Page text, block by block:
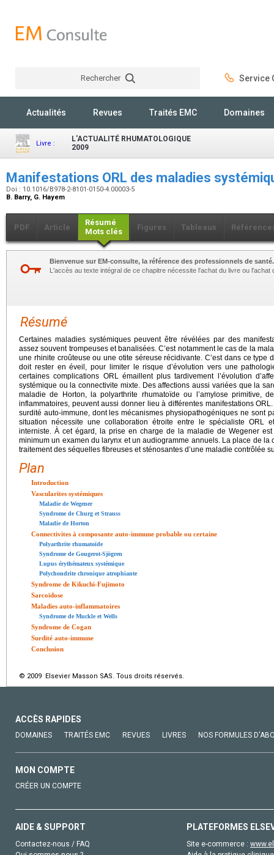
Rechercher Service
Actualités Revues Traités EMC Domaines
Livre :
L'ACTUALITÉ RHUMATOLOGIQUE
2009
Manifestations ORL des maladies
Doi : 10.1016/B978-2-8101-0150-4.00003-5
B. Barry, G. Hayem
PDF Article
Résumé
Mots clés
Figures Tableaux
Bienvenue sur EM-consulte, la référence des professionnels de santé.
L'accès au texte intégral de ce chapitre nécessite l'achat du livre ou l'achat
Résumé
Certaines maladies systémiques peuvent être révélées par des
assez souvent trompeuses et banalisées. C’est notamment le cas de la
une rhinite croûteuse ou une otite séreuse récidivante. C’est dans ce type
doit rester en éveil, pour limiter le risque d’évolution vers une
certaines complications ORL émaillent plus tardivement l’évolution
systémique ou la connectivite mixte. Des affections aussi variées que la
maladie de Horton, la polyarthrite rhumatoïde ou l’amylose primitive,
inflammatoires, peuvent aussi donner lieu à différentes manifestations
surdité auto-immune, dont les mécanismes physiopathogéniques ne sont
situation nécessite une collaboration étroite entre le spécialiste ORL
interniste. À cet égard, la prise en charge de la maladie de Wegener
minimum un examen du larynx et un audiogramme annuels. La place de
traitement des séquelles fibreuses et sténosantes d’une maladie contrôlée
Plan
Introduction
Vascularites systémiques
Maladie de Wegener
Syndrome de Churg et Strauss
Maladie de Horton
Connectivites à composante auto-immune probable ou certaine
Polyarthrite rhumatoïde
Syndrome de Gougerot-Sjögren
Lupus érythémateux systémique
Polychondrite chronique atrophiante
Syndrome de Kikuchi-Fujimoto
Sarcoïdose
Maladies auto-inflammatoires
Syndrome de Muckle et Wells
Syndrome de Cogan
Surdité auto-immune
Conclusion
© 2009 Elsevier Masson SAS. Tous droits réservés.
ACCÈS RAPIDES
DOMAINES TRAITÉS EMC REVUES LIVRES NOS FORMULES
MON COMPTE
CRÉER UN COMPTE
AIDE & SUPPORT
Contactez-nous / FAQ
PLATEFORMES
Site e-commerce :